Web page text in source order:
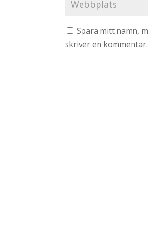
Spara mitt namn,
skriver en kommentar.